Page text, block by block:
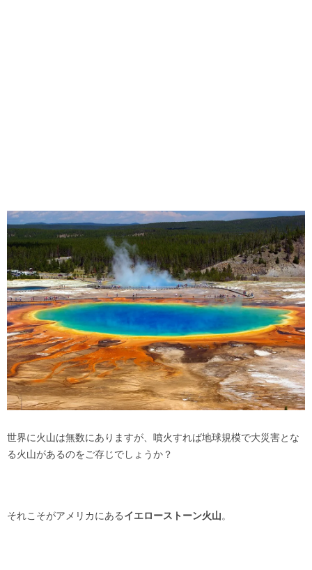
世界に火山は無数にありますが、噴火すれば地球規模で大災害とな
る火山があるのをご存じでしょうか？
それこそがアメリカにあるイエローストーン火山。